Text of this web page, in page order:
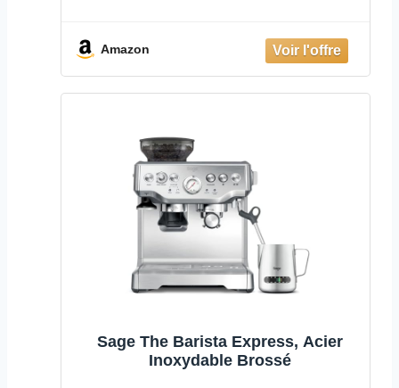
faire mousser le lait & pompe
italienne de 15 bars [VCF126X]
Amazon
Sage The Barista Express, Acier
Inoxydable Brossé